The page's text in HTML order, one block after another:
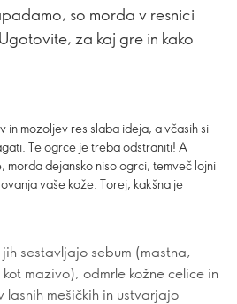
so morda v resnici
za kaj gre in kako
in mozoljev res slaba ideja, a včasih si
Te ogrce je treba odstraniti! A
morda dejansko niso ogrci, temveč lojni
vaše kože. Torej, kakšna je
sestavljajo sebum (mastna,
mazivo), odmrle kožne celice in
mešičkih in ustvarjajo